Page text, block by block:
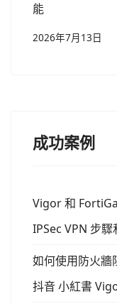
能
2026年7月13日
成功案例
Vigor 和
IPSec VPN 步
如何使用防火
抖音 小紅書